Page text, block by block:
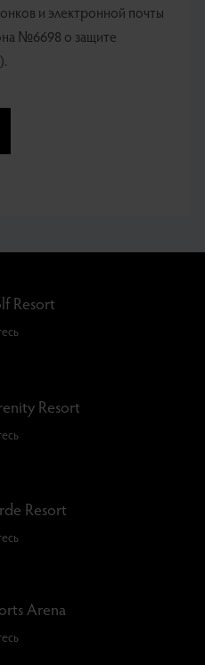
и электронной почты
№6698 о защите
Resort
Resort
Resort
Arena